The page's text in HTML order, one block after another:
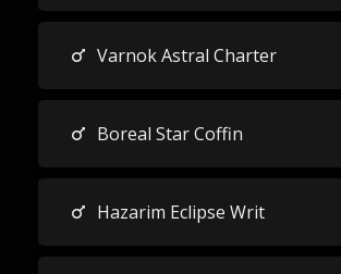
Varnok Astral Charter
Boreal Star Coffin
Hazarim Eclipse Writ